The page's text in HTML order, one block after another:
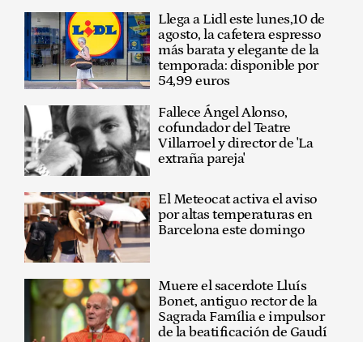
Llega a Lidl este lunes,10 de
agosto, la cafetera espresso
más barata y elegante de la
temporada: disponible por
54,99 euros
Fallece Ángel Alonso,
cofundador del Teatre
Villarroel y director de 'La
extraña pareja'
El Meteocat activa el aviso
por altas temperaturas en
Barcelona este domingo
Muere el sacerdote Lluís
Bonet, antiguo rector de la
Sagrada Família e impulsor
de la beatificación de Gaudí